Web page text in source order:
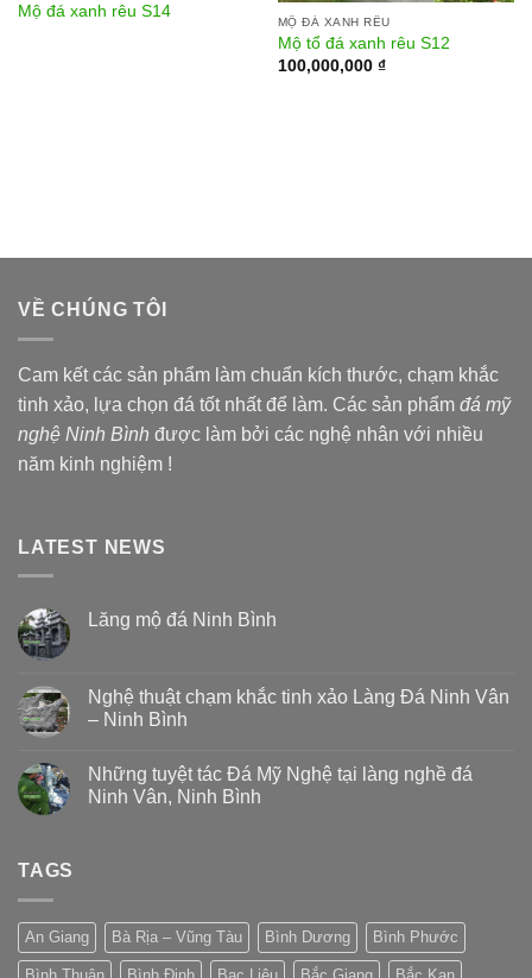
Mộ đá xanh rêu S14
MỘ ĐÁ XANH RÊU
Mộ tổ đá xanh rêu S12
100,000,000 ₫
VỀ CHÚNG TÔI
Cam kết các sản phẩm làm chuẩn kích thước, chạm khắc
tinh xảo, lựa chọn đá tốt nhất để làm. Các sản phẩm đá mỹ
nghệ Ninh Bình được làm bởi các nghệ nhân với nhiều
năm kinh nghiệm !
LATEST NEWS
Lăng mộ đá Ninh Bình
Nghệ thuật chạm khắc tinh xảo Làng Đá Ninh Vân
– Ninh Bình
Những tuyệt tác Đá Mỹ Nghệ tại làng nghề đá
Ninh Vân, Ninh Bình
TAGS
An Giang Bà Rịa – Vũng Tàu Bình Dương Bình Phước